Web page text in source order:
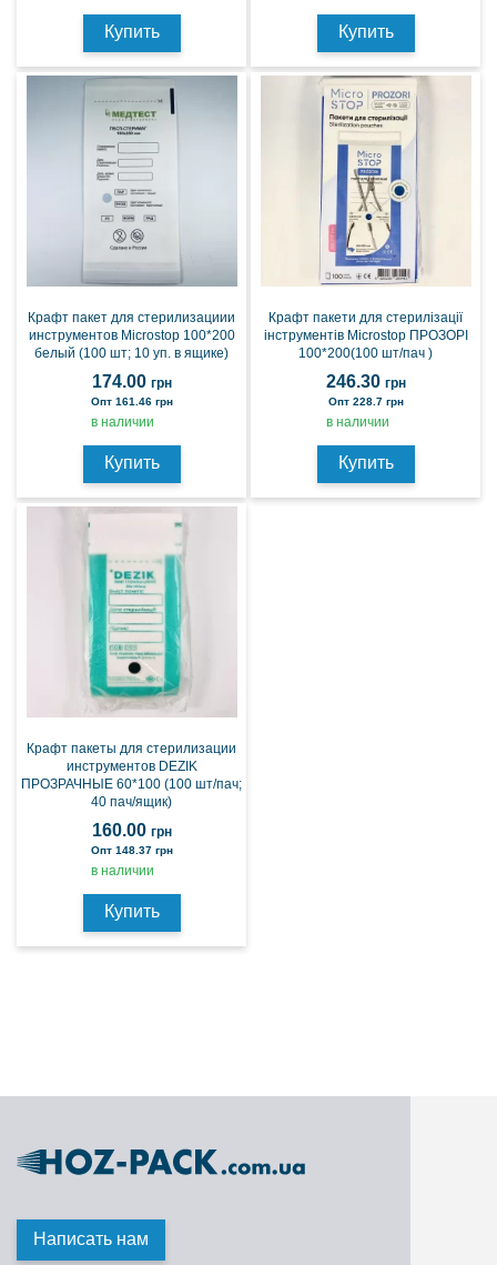
Купить Купить
Крафт пакет для стерилизациии
инструментов Microstop 100*200
белый (100 шт; 10 уп. в ящике)
174.00 грн
Опт 161.46 грн
в наличии
Купить
Крафт пакети для стерилізації
інструментів Microstop ПРОЗОРІ
100*200(100 шт/пач )
246.30 грн
Опт 228.7 грн
в наличии
Купить
Крафт пакеты для стерилизации
инструментов DEZIK
ПРОЗРАЧНЫЕ 60*100 (100 шт/пач;
40 пач/ящик)
160.00 грн
Опт 148.37 грн
в наличии
Купить
Написать нам